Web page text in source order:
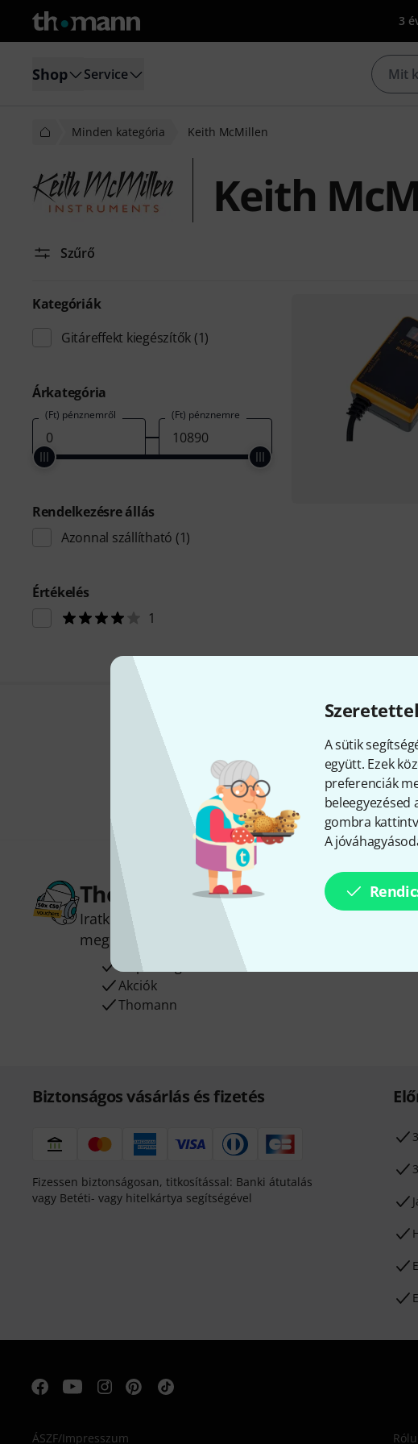
A sütik
együtt. Ezek
preferenciák
gombra
A
3
Shop Service
Minden kategória Keith McMillen
Keith
Szűrő
Kategóriák
Gitáreffekt kiegészítők (1)
Árkategória
(Ft) pénznemről (Ft) pénznemre
Rendelkezésre állás
Azonnal szállítható (1)
Értékelés
1
Thomann hírlevél
Iratkozz fel a Thomann angol nyelvű hírlevelére,
megnyerheted a
egyenként
Inspiráló gondolatok
Akciók
Thomann
Biztonságos vásárlás és fizetés
Fizessen biztonságosan, titkosítással: Banki átutalás
vagy Betéti- vagy hitelkártya segítségével
ÁSZF/Impresszum